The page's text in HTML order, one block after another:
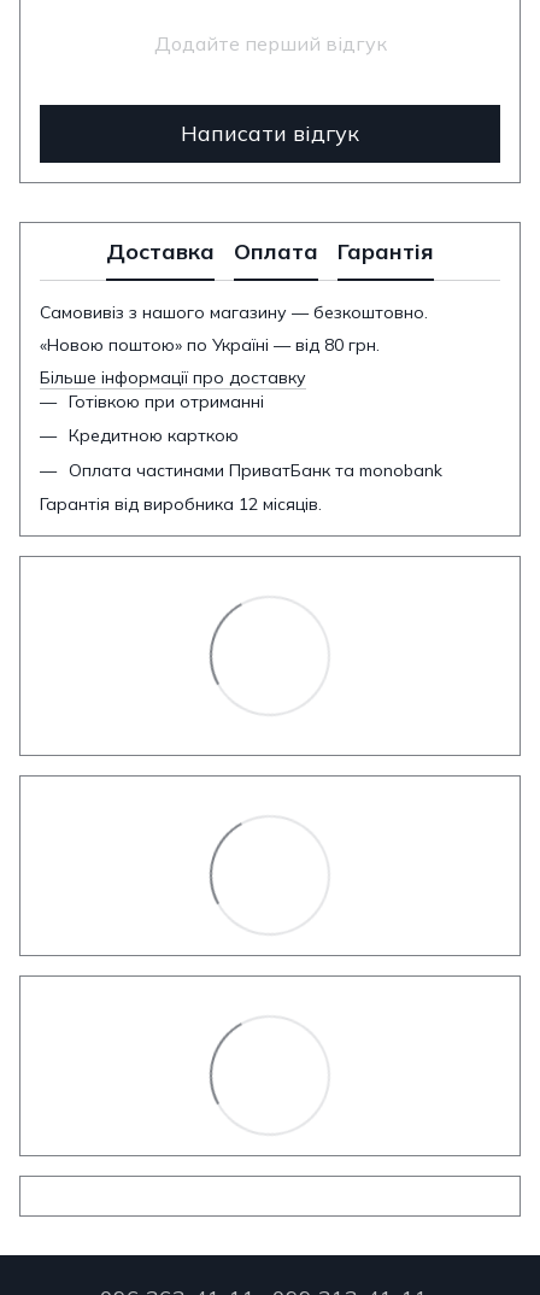
Додайте перший відгук
Написати відгук
Доставка Оплата Гарантія
Самовивіз з нашого магазину — безкоштовно.
«Новою поштою» по Україні — від 80 грн.
Більше інформації про доставку
Готівкою при отриманні
Кредитною карткою
Оплата частинами ПриватБанк та monobank
Гарантія від виробника 12 місяців.